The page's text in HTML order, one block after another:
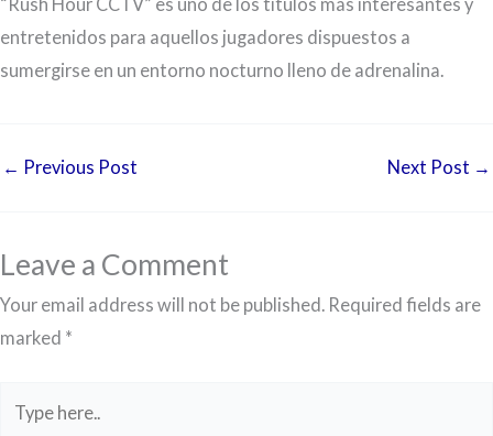
entretenidos para aquellos jugadores dispuestos a
sumergirse en un entorno nocturno lleno de adrenalina.
← Previous Post Next Post →
Leave a Comment
Your email address will not be published. Required fields are
marked *
here..